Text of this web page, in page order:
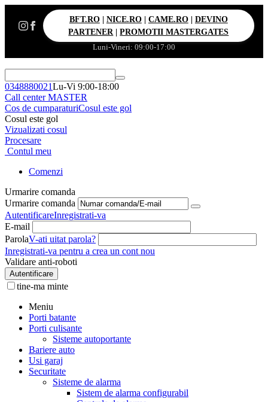
BFT.RO| NICE.RO| CAME.RO| DEVINO
PARTENER|PROMOTII MASTERGATES
Luni-Vineri: 09:00-17:00
0348880021Lu-Vi 9:00-18:00
Call center MASTER
Cos de cumparaturiCosul este gol
Cosul este gol
Vizualizati cosul
Procesare
Contul meu
Comenzi
Urmarire comanda
Urmarire comanda
AutentificareInregistrati-va
E-mail
ParolaV-ati uitat parola?
Inregistrati-va pentru a crea un cont nou
Validare anti-roboti
Autentificare
tine-ma minte
Meniu
Porti batante
Porti culisante
Sisteme autoportante
Bariere auto
Usi garaj
Securitate
Sisteme de alarma
Sistem de alarma configurabil